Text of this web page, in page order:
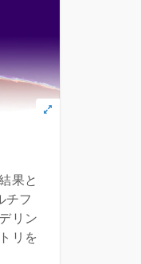
果と
チフ
リン
リを